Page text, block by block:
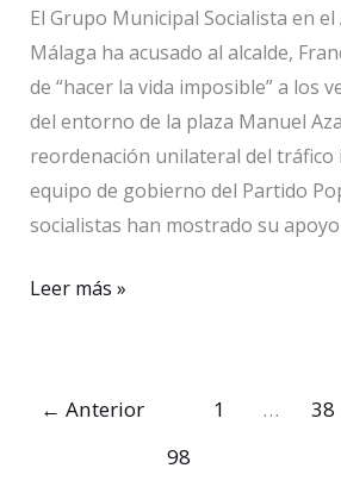
El Grupo Municipal Socialista en
Málaga ha acusado al alcalde,
de “hacer la vida imposible” a los
del entorno de la plaza Manuel
reordenación unilateral del tráfico
equipo de gobierno del Partido
socialistas han mostrado su apoyo
El
De
Leer más »
← Anterior 1 … 38
98